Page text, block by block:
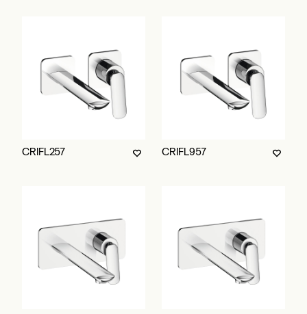
CRIFL257 CRIFL957